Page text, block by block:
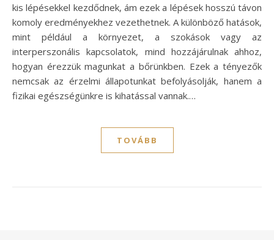
kis lépésekkel kezdődnek, ám ezek a lépések hosszú távon
komoly eredményekhez vezethetnek. A különböző hatások,
mint például a környezet, a szokások vagy az
interperszonális kapcsolatok, mind hozzájárulnak ahhoz,
hogyan érezzük magunkat a bőrünkben. Ezek a tényezők
nemcsak az érzelmi állapotunkat befolyásolják, hanem a
fizikai egészségünkre is kihatással vannak.…
TOVÁBB